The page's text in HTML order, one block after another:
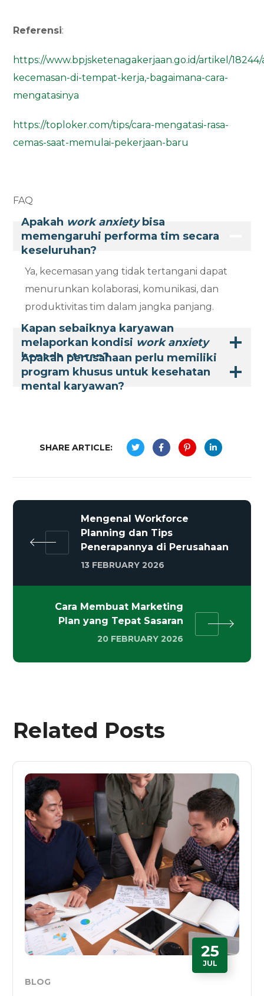
Referensi:
https://www.bpjsketenagakerjaan.go.id/artikel/
kecemasan-di-tempat-kerja,-bagaimana-cara-
mengatasinya
https://toploker.com/tips/cara-mengatasi-rasa-
cemas-saat-memulai-pekerjaan-baru
FAQ
Apakah work anxietybisa
memengaruhi performa tim secara
keseluruhan?
Ya, kecemasan yang tidak tertangani dapat
menurunkan kolaborasi, komunikasi, dan
produktivitas tim dalam jangka panjang.
Kapan sebaiknya karyawan
melaporkan kondisi work anxiety
kepada atasan?
Apakah perusahaan perlu memiliki
program khusus untuk kesehatan
mental karyawan?
SHARE ARTICLE:
Mengenal Workforce
Planning dan Tips
Penerapannya di Perusahaan
13 FEBRUARY 2026
Cara Membuat Marketing
Plan yang Tepat Sasaran
20 FEBRUARY 2026
Related Posts
25
JUL
BLOG